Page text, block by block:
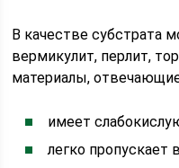
В качестве субстрата
вермикулит, перлит,
материалы,
имеет
легко пропускает